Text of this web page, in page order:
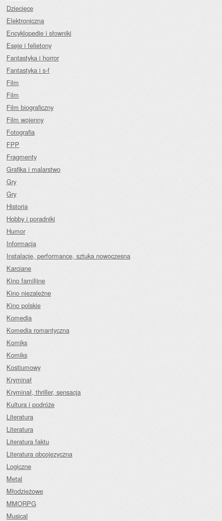
Dziecięce
Elektroniczna
Encyklopedie i słowniki
Eseje i felietony
Fantastyka i horror
Fantastyka i s-f
Film
Film
Film biograficzny
Film wojenny
Fotografia
FPP
Fragmenty
Grafika i malarstwo
Gry
Gry
Historia
Hobby i poradniki
Humor
Informacja
Instalacje, performance, sztuka nowoczesna
Karciane
Kino familijne
Kino niezależne
Kino polskie
Komedia
Komedia romantyczna
Komiks
Komiks
Kostiumowy
Kryminał
Kryminał, thriller, sensacja
Kultura i podróże
Literatura
Literatura
Literatura faktu
Literatura obcojęzyczna
Logiczne
Metal
Młodzieżowe
MMORPG
Musical